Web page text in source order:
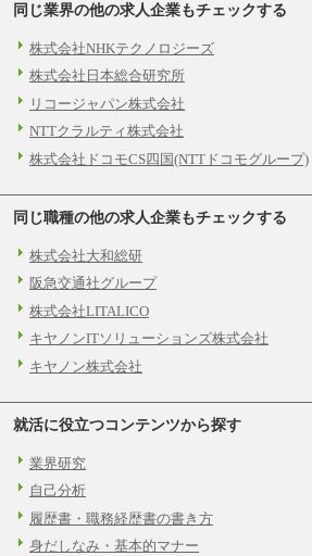
経験・能力を考慮のうえ、
中途：
下記は新卒採用の給与です
合、下記を再下限としてご
（1）【正社員】一般事務
5,000円（大学卒）
（2）【正社員】総合職：
※試用期間も同額
同じ業界の他の求人企業もチェックする
株式会社NHKテクノロジーズ
株式会社日本総合研究所
リコージャパン株式会社
NTTクラルティ株式会社
株式会社ドコモCS四国(NTTドコモグループ)
同じ職種の他の求人企業もチェックする
株式会社大和総研
阪急交通社グループ
株式会社LITALICO
キヤノンITソリューションズ株式会社
キヤノン株式会社
就活に役立つコンテンツから探す
業界研究
自己分析
履歴書・職務経歴書の書き方
身だしなみ・基本的マナー